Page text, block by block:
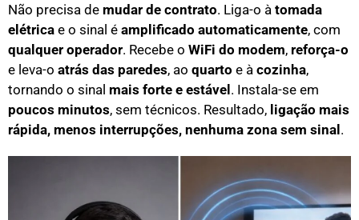
Não precisa de mudar de contrato. Liga-o à tomada
elétrica e o sinal é amplificado automaticamente, com
qualquer operador. Recebe o WiFi do modem, reforça-o
e leva-o atrás das paredes, ao quarto e à cozinha,
tornando o sinal mais forte e estável. Instala-se em
poucos minutos, sem técnicos. Resultado, ligação mais
rápida, menos interrupções, nenhuma zona sem sinal.